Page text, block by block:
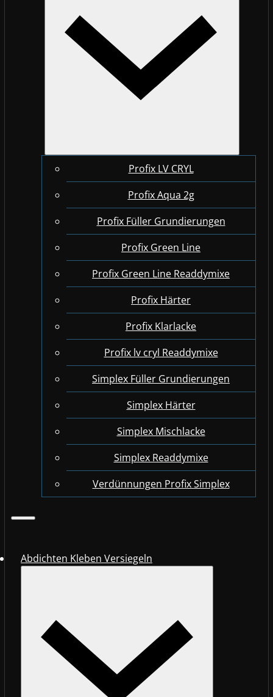
Profix LV CRYL
Profix Aqua 2g
Profix Füller Grundierungen
Profix Green Line
Profix Green Line Readdymixe
Profix Härter
Profix Klarlacke
Profix lv cryl Readdymixe
Simplex Füller Grundierungen
Simplex Härter
Simplex Mischlacke
Simplex Readdymixe
Verdünnungen Profix Simplex
Abdichten Kleben Versiegeln